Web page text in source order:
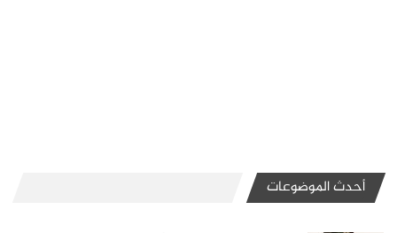
أحدث الموضوعات